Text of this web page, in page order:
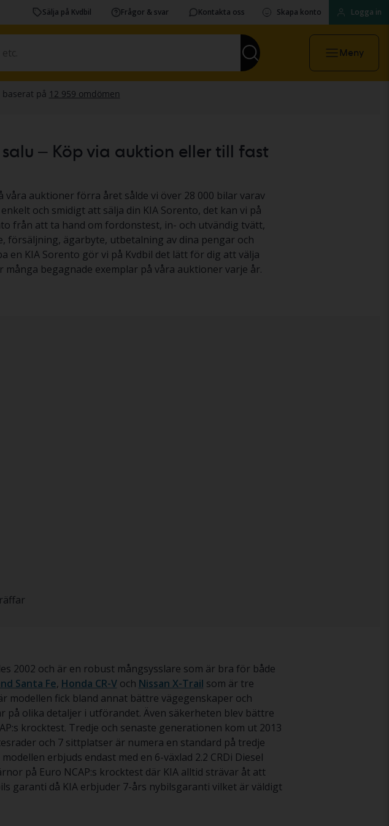
Sälja på Kvdbil Frågor & svar Kontakta oss Skapa konto Logga in
Meny
– Köp via auktion eller till fast
våra auktioner förra året sålde vi över 28 000 bilar varav
och smidigt att sälja din KIA Sorento, det kan vi på
från att ta hand om fordonstest, in- och utvändig tvätt,
ägarbyte, utbetalning av dina pengar och
en KIA Sorento gör vi på Kvdbil det lätt för dig att välja
begagnade exemplar på våra auktioner varje år.
2002 och är en robust mångsysslare som är bra för både
Santa Fe, Honda CR-Voch Nissan X-Trail som är tre
modellen fick bland annat bättre vägegenskaper och
olika detaljer i utförandet. Även säkerheten blev bättre
krocktest. Tredje och senaste generationen kom ut 2013
och 7 sittplatser är numera en standard på tredje
erbjuds endast med en 6-växlad 2.2 CRDi Diesel
på Euro NCAP:s krocktest där KIA alltid strävar åt att
garanti då KIA erbjuder 7-års nybilsgaranti vilket är väldigt